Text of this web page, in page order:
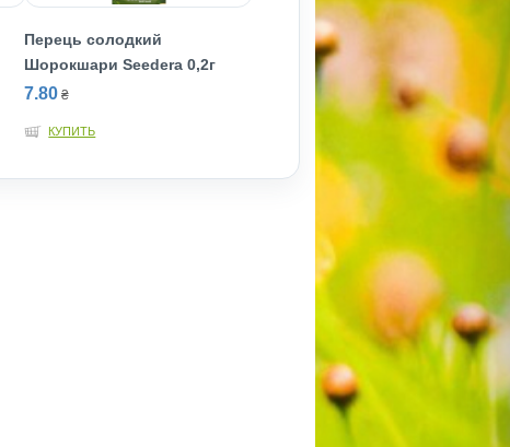
Перець солодкий
Шорокшари Seedera 0,2г
7.80 ₴
КУПИТЬ